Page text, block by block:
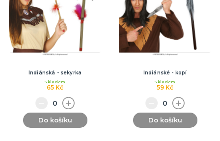
Indiánská - sekyrka
65 Kč
Skladem
Do košíku
Indiánské - kopí
59 Kč
Skladem
Do košíku